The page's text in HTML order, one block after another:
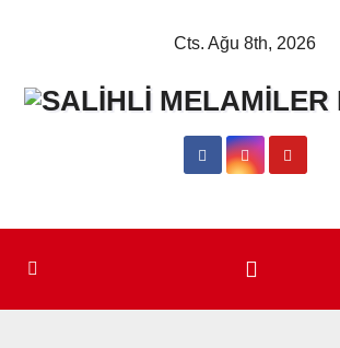
Cts. Ağu 8th, 2026